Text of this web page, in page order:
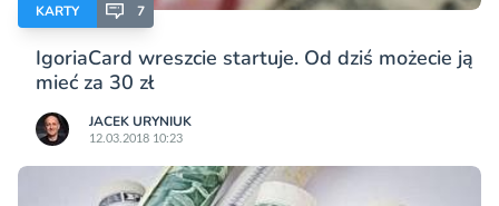
KARTY 7
IgoriaCard wreszcie startuje. Od dziś możecie ją
mieć za 30 zł
JACEK URYNIUK
12.03.2018 10:23